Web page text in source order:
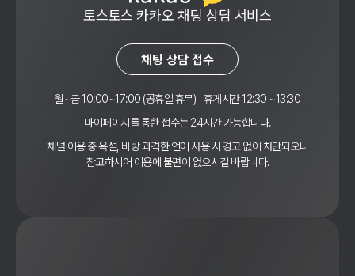
토스토스 카카오 채팅 상담 서비스
채팅 상담 접수
월~금 10:00~17:00 (공휴일 휴무) | 휴게시간 12:30 ~13:30
마이페이지를 통한 접수는 24시간 가능합니다.
채널 이용 중 욕설, 비방 과격한 언어 사용 시 경고 없이 차단되오니
참고하시어 이용에 불편이 없으시길 바랍니다.